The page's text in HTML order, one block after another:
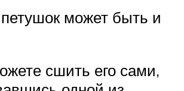
может быть и
сшить его сами,